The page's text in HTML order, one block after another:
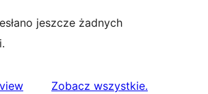
jeszcze żadnych
Zobacz wszystkierecenzje
.